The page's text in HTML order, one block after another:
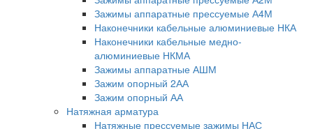
Зажимы аппаратные прессуемые А4М
Наконечники кабельные алюминиевые НКА
Наконечники кабельные медно-
алюминиевые НКМА
Зажимы аппаратные АШМ
Зажим опорный 2АА
Зажим опорный АА
Натяжная арматура
Натяжные прессуемые зажимы НАС